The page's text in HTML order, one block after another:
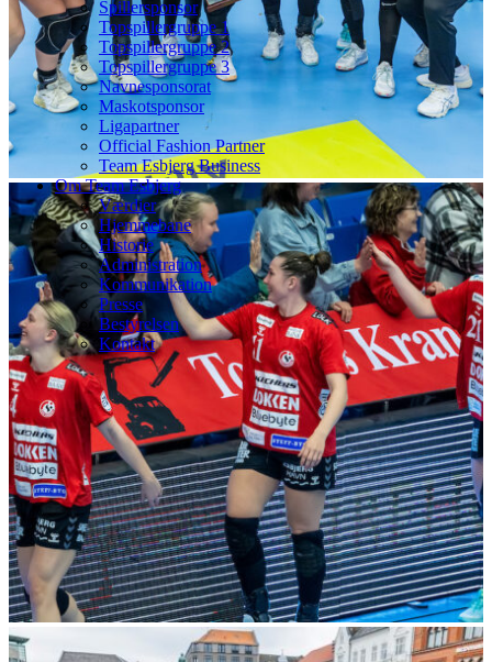
Spillersponsor
Topspillergruppe 1
Topspillergruppe 2
Topspillergruppe 3
Navnesponsorat
Maskotsponsor
Ligapartner
Official Fashion Partner
Team Esbjerg Business
Om Team Esbjerg
Værdier
Hjemmebane
Historie
Administration
Kommunikation
Presse
Bestyrelsen
Kontakt